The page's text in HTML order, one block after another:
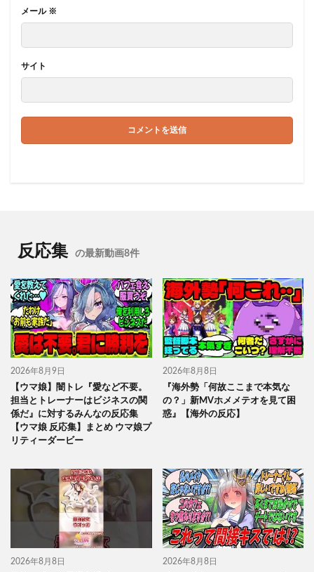
メール ※
サイト
反応集 の最新動画8件
2026年8月9日
【ウマ娘】闇トレ『愛など不要。
担当とトレーナーはビジネスの関
係だ』に対するみんなの反応集
【ウマ娘 反応集】まとめ ウマ娘プ
リティーダービー
2026年8月8日
『海外勢「何故ここまで本気な
の？」新MVホメメテオを見て困
惑』【海外の反応】
2026年8月8日 2026年8月8日